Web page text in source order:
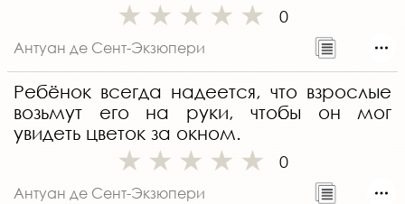
0
Антуан де Сент-Экзюпери
Ребёнок всегда надеется, что взрослые
возьмут его на руки, чтобы он мог
увидеть цветок за окном.
0
Антуан де Сент-Экзюпери